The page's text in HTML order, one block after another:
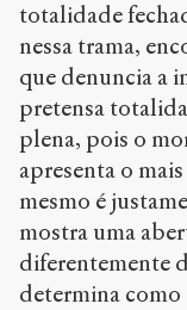
totalidade
nessa trama,
que denuncia a
pretensa
plena, pois o
apresenta o
mesmo é
mostra uma
diferentemente
determina